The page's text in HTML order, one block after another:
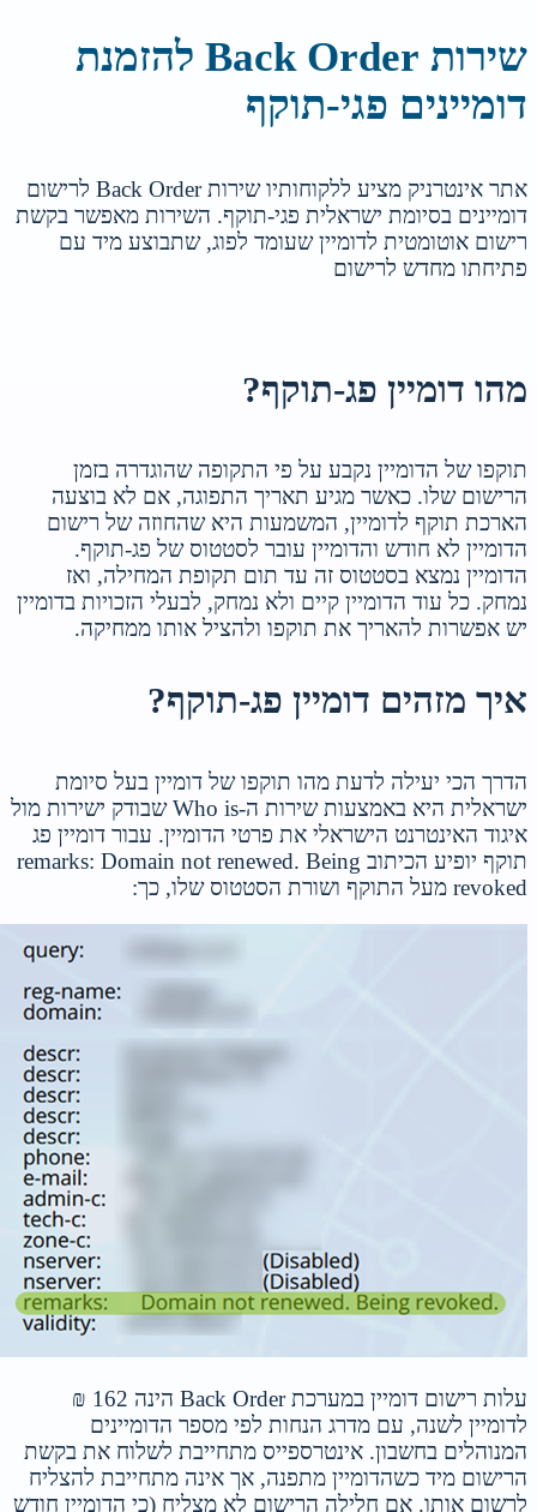
שירות Back Order להזמנת
דומיינים פגי-תוקף
אתר אינטרניק מציע ללקוחותיו שירות Back Order לרישום
דומיינים בסיומת ישראלית פגי-תוקף. השירות מאפשר בקשת
רישום אוטומטית לדומיין שעומד לפוג, שתבוצע מיד עם
פתיחתו מחדש לרישום
מהו דומיין פג-תוקף?
תוקפו של הדומיין נקבע על פי התקופה שהוגדרה בזמן
הרישום שלו. כאשר מגיע תאריך התפוגה, אם לא בוצעה
הארכת תוקף לדומיין, המשמעות היא שהחוזה של רישום
הדומיין לא חודש והדומיין עובר לסטטוס של פג-תוקף.
הדומיין נמצא בסטטוס זה עד תום תקופת המחילה, ואז
נמחק. כל עוד הדומיין קיים ולא נמחק, לבעלי הזכויות בדומיין
יש אפשרות להאריך את תוקפו ולהציל אותו ממחיקה.
איך מזהים דומיין פג-תוקף?
הדרך הכי יעילה לדעת מהו תוקפו של דומיין בעל סיומת
ישראלית היא באמצעות שירות ה-Who is שבודק ישירות מול
איגוד האינטרנט הישראלי את פרטי הדומיין. עבור דומיין פג
תוקף יופיע הכיתוב remarks: Domain not renewed. Being
revoked מעל התוקף ושורת הסטטוס שלו, כך:
עלות רישום דומיין במערכת Back Order הינה 162 ₪
לדומיין לשנה, עם מדרג הנחות לפי מספר הדומיינים
המנוהלים בחשבון. אינטרספייס מתחייבת לשלוח את בקשת
הרישום מיד כשהדומיין מתפנה, אך אינה מתחייבת להצליח
לרשום אותו. אם חלילה הרישום לא מצליח (כי הדומיין חודש